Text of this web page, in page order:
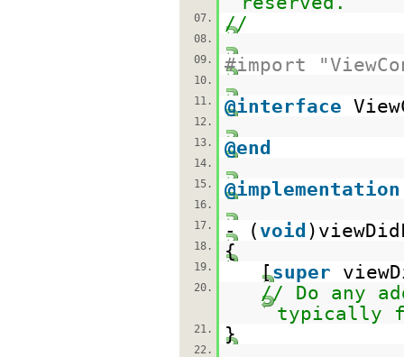
07. //
08.
09.
#import
10.
11.
@interface
12.
13.
@end
14.
15.
@implementation
16.
17.
- ( void
18. {
19. [super
20.
// Do any
typically
21. }
22.